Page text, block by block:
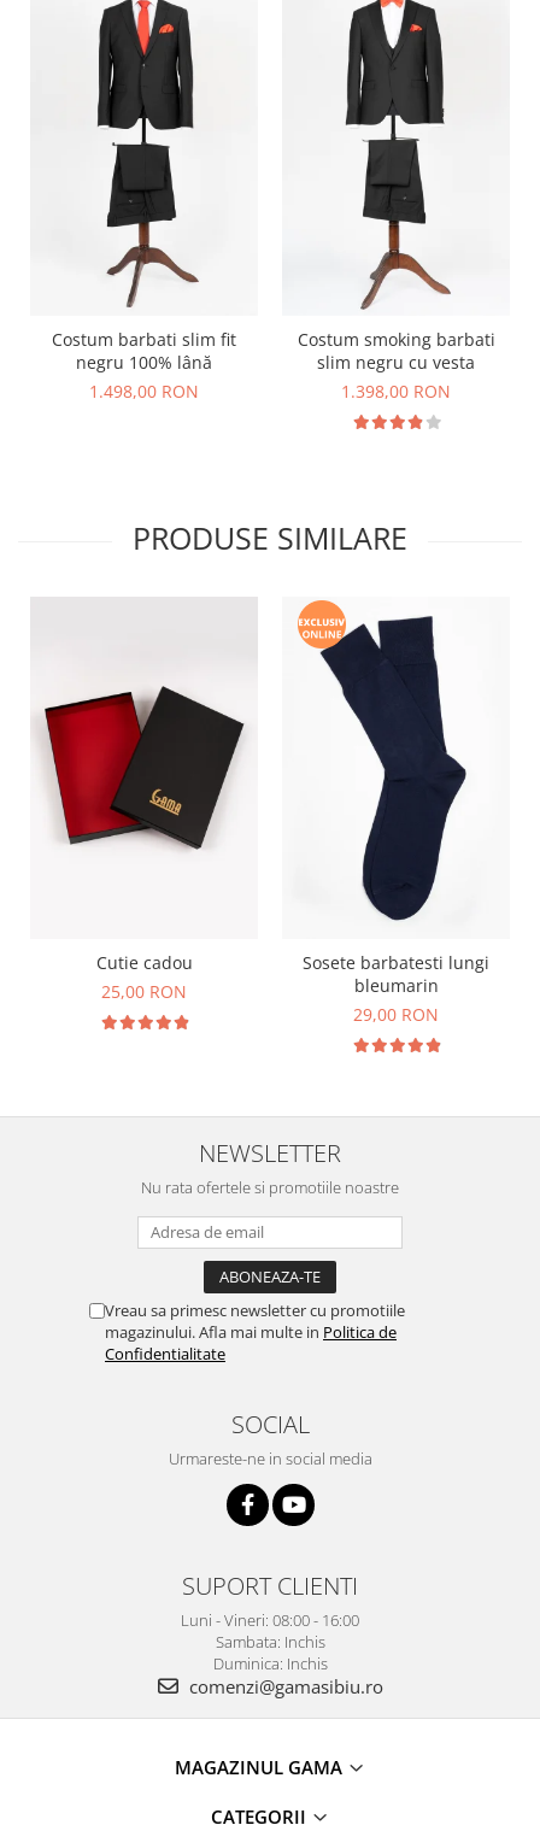
Costum barbati slim fit
negru 100% lână
1.498,00 RON
Costum smoking barbati
slim negru cu vesta
1.398,00 RON
PRODUSE SIMILARE
Cutie cadou
25,00 RON
Sosete barbatesti lungi
bleumarin
29,00 RON
NEWSLETTER
Nu rata ofertele si promotiile noastre
Vreau sa primesc newsletter cu promotiile
magazinului. Afla mai multe in Politica de
Confidentialitate
SOCIAL
Urmareste-ne in social media
SUPORT CLIENTI
Luni - Vineri: 08:00 - 16:00
Sambata: Inchis
Duminica: Inchis
comenzi@gamasibiu.ro
MAGAZINUL GAMA
CATEGORII